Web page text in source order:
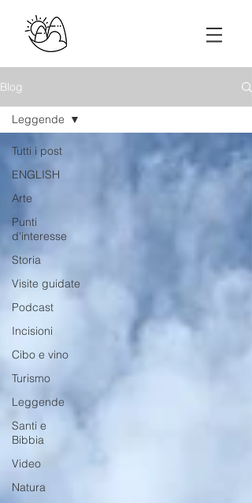
Blog
Tutti i post
ENGLISH
Arte
Punti
d'interesse
Storia
Visite guidate
Podcast
Incisioni
Cibo e vino
Turismo
Leggende
Santi e
Bibbia
Video
Natura
Leggende